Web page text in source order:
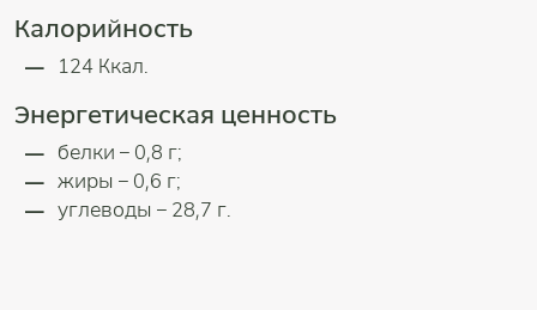
Калорийность
124 Ккал.
Энергетическая ценность
белки – 0,8 г;
жиры – 0,6 г;
углеводы – 28,7 г.